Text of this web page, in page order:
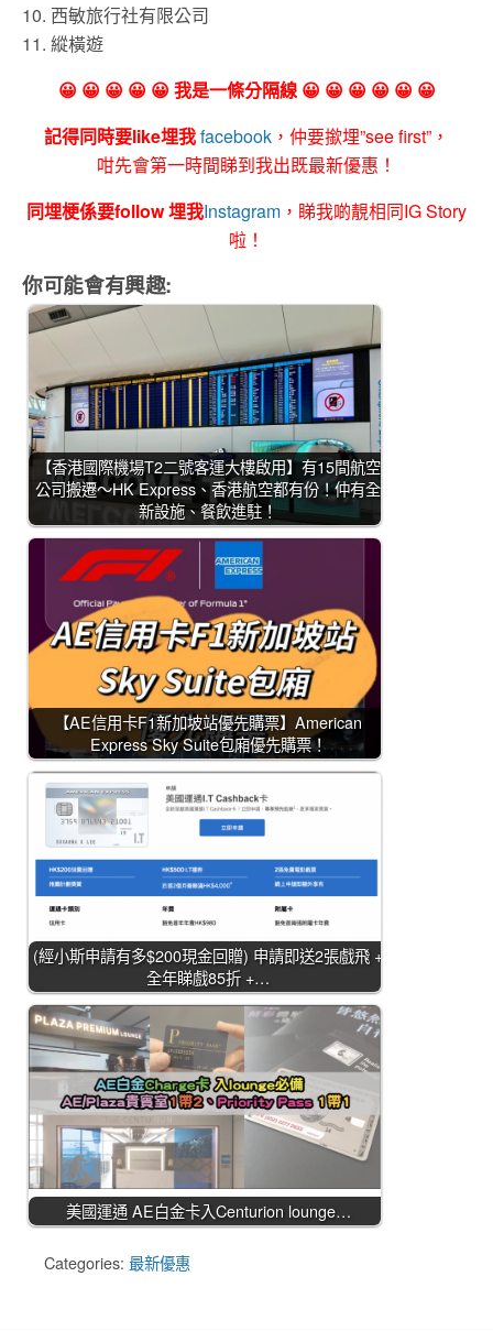
10. 西敏旅行社有限公司
11. 縱橫遊
😀 😀 😀 😀 😀 我是一條分隔線 😀 😀 😀 😀 😀 😀
記得同時要like埋我facebook ，仲要撳埋”see first”，
咁先會第一時間睇到我出既最新優惠！
同埋梗係要follow 埋我Instagram ，睇我啲靚相同IG Story
啦！
你可能會有興趣:
【香港國際機場T2二號客運大樓啟用】有15間航空
公司搬遷～HK Express、香港航空都有份！仲有全
新設施、餐飲進駐！
【AE信用卡F1新加坡站優先購票】American
Express Sky Suite包廂優先購票！
(經小斯申請有多$200現金回贈) 申請即送2張戲飛 +
全年睇戲85折 +…
美國運通 AE白金卡入Centurion lounge…
Categories: 最新優惠